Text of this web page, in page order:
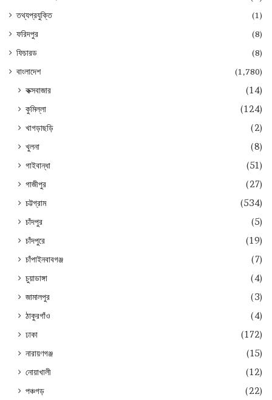
তথ্যপ্রযুক্তি
(1)
ফরিদপুর
(8)
ফিচারড
(8)
বাংলাদেশ
(1,780)
কক্সবাজার
(14)
কুমিল্লা
(124)
খাগড়াছড়ি
(2)
খুলনা
(8)
গাইবান্ধা
(51)
গাজীপুর
(27)
চট্টগ্রাম
(534)
চাঁদপুর
(5)
চাঁদপুরে
(19)
চাঁপাইনবাবগঞ্জ
(7)
চুয়াডাঙ্গা
(4)
জামালপুর
(3)
ঠাকুরগাঁও
(4)
ঢাকা
(172)
নারায়ণগঞ্জ
(15)
নোয়াখালী
(12)
পঞ্চগড়
(22)